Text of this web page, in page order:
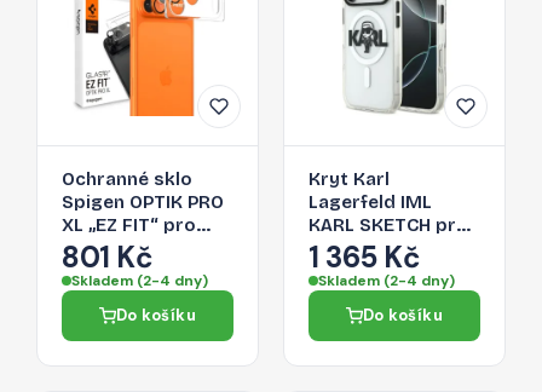
Ochranné sklo
Spigen OPTIK PRO
XL „EZ FIT“ pro
iPhone 17 Pro -
oranžové
801 Kč
Skladem (2-4 dny)
Do košíku
Kryt Karl
Lagerfeld IML
KARL SKETCH pro
iPhone 17 Pro -
transparentní
1 365 Kč
Skladem (2-4 dny)
Do košíku